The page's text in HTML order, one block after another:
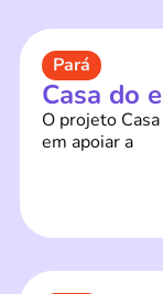
Pará
Casa do
O projeto
em apoiar a